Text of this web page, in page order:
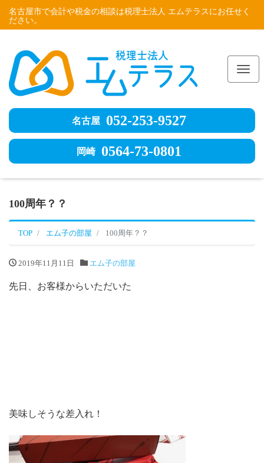
名古屋市で会計や税金の相談は税理士法人 エムテラスにお任せく
ださい。
名古屋 052-253-9527
岡崎 0564-73-0801
100周年？？
TOP エム子の部屋 100周年？？
2019年11月11日 エム子の部屋
先日、お客様からいただいた
美味しそうな差入れ！